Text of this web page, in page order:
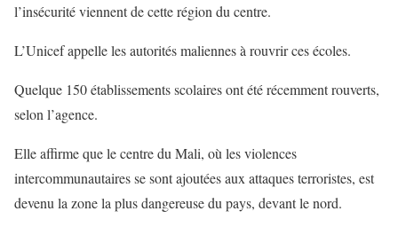
l’insécurité viennent de cette région du centre.
L’Unicef appelle les autorités maliennes à rouvrir ces écoles.
Quelque 150 établissements scolaires ont été récemment rouverts,
selon l’agence.
Elle affirme que le centre du Mali, où les violences
intercommunautaires se sont ajoutées aux attaques terroristes, est
devenu la zone la plus dangereuse du pays, devant le nord.